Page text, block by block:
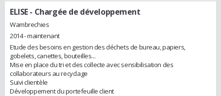
ELISE- Chargée de développement
Wambrechies
2014 - maintenant
Etude des besoins en gestion des déchets de bureau, papiers,
gobelets, canettes, bouteilles...
Mise en place du tri et des collecte avec sensibilisation des
collaborateurs au recyclage
Suivi clientèle
Développement du portefeuille client